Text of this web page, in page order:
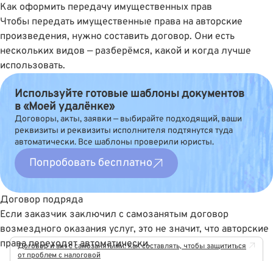
Как оформить передачу имущественных прав
Чтобы передать имущественные права на авторские
произведения, нужно составить договор. Они есть
нескольких видов — разберёмся, какой и когда лучше
использовать.
Используйте готовые шаблоны документов
в «Моей удалёнке»
Договоры, акты, заявки — выбирайте подходящий, ваши
реквизиты и реквизиты исполнителя подтянутся туда
автоматически. Все шаблоны проверили юристы.
Попробовать бесплатно
Договор подряда
Если заказчик заключил с самозанятым договор
возмездного оказания услуг, это не значит, что авторские
права переходят автоматически.
Договор и акт с самозанятыми: как составлять, чтобы защититься
от проблем с налоговой